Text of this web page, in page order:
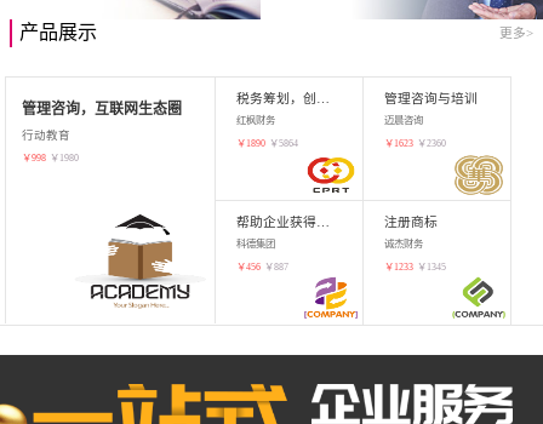
产品展示 更多>
管理咨询，互联网生态圈
行动教育
￥998 ￥ 1980
红枫财务
￥ 1890 ￥5864
管理咨询与培训
迈晨咨询
￥ 1623 ￥2360
科德集团
￥456 ￥887
注册商标
诚杰财务
￥ 1233 ￥ 1345